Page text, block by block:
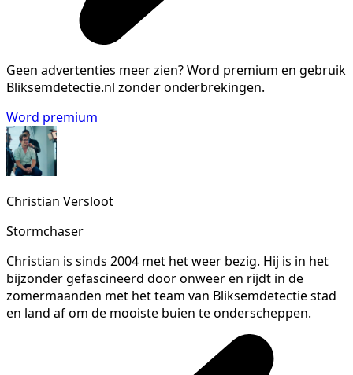
Geen advertenties meer zien?Word premium en gebruik
Bliksemdetectie.nl zonder onderbrekingen.
Word premium
Christian Versloot
Stormchaser
Christian is sinds 2004 met het weer bezig. Hij is in het
bijzonder gefascineerd door onweer en rijdt in de
zomermaanden met het team van Bliksemdetectie stad
en land af om de mooiste buien te onderscheppen.